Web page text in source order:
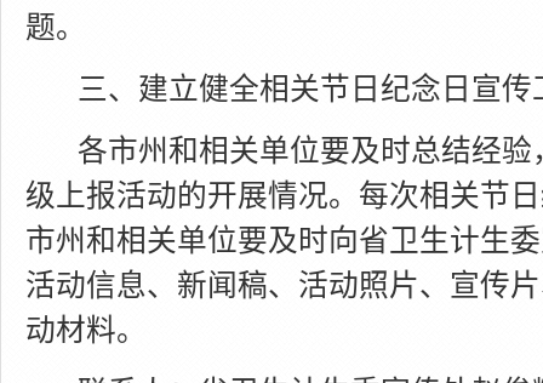
题。
三、建立健全相关节日纪念日宣
各市州和相关单位要及时总结经
级上报活动的开展情况。每次相关节
市州和相关单位要及时向省卫生计生
活动信息、新闻稿、活动照片、宣传
动材料。